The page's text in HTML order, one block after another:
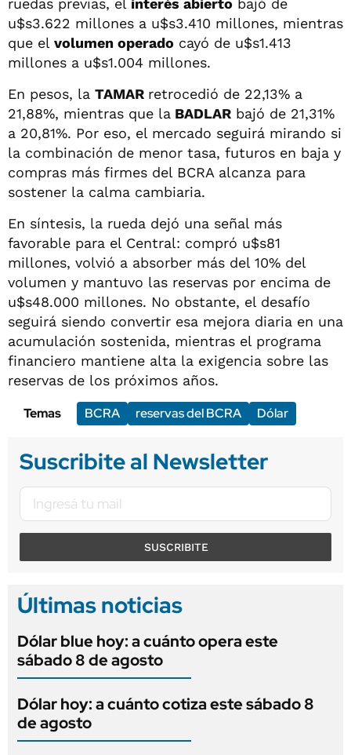
u$s3.622 millones a u$s3.410 millones, mientras
que el volumen operado cayó de u$s1.413
millones a u$s1.004 millones.
En pesos, la TAMAR retrocedió de 22,13% a
21,88%, mientras que la BADLAR bajó de 21,31%
a 20,81%. Por eso, el mercado seguirá mirando si
la combinación de menor tasa, futuros en baja y
compras más firmes del BCRA alcanza para
sostener la calma cambiaria.
En síntesis, la rueda dejó una señal más
favorable para el Central: compró u$s81
millones, volvió a absorber más del 10% del
volumen y mantuvo las reservas por encima de
u$s48.000 millones. No obstante, el desafío
seguirá siendo convertir esa mejora diaria en una
acumulación sostenida, mientras el programa
financiero mantiene alta la exigencia sobre las
reservas de los próximos años.
Temas
BCRA reservas del BCRA Dólar
Suscribite al Newsletter
SUSCRIBITE
Últimas noticias
Dólar blue hoy: a cuánto opera este
sábado 8 de agosto
Dólar hoy: a cuánto cotiza este sábado 8
de agosto